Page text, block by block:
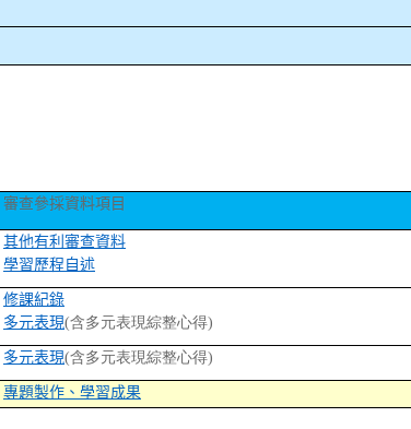
審查參採資料項目
其他有利審查資料
學習歷程自述
修課紀錄
多元表現(含多元表現綜整心得)
多元表現(含多元表現綜整心得)
專題製作、學習成果